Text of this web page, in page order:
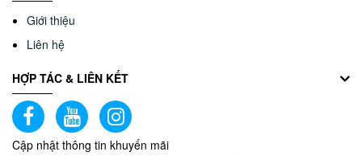
Giới thiệu
Liên hệ
HỢP TÁC & LIÊN KẾT
Cập nhật thông tin khuyến mãi